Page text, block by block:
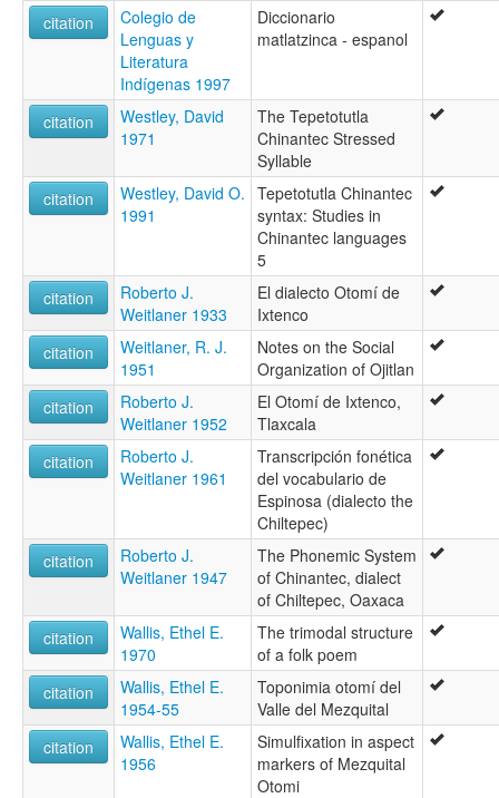
citation
Colegio de
Lenguas y
Literatura
Indígenas 1997
Diccionario
matlatzinca - espanol
citation
Westley, David
1971
The Tepetotutla
Chinantec Stressed
Syllable
citation
Westley, David O.
1991
Tepetotutla Chinantec
syntax: Studies in
Chinantec languages
5
citation
Roberto J.
Weitlaner 1933
El dialecto Otomí de
Ixtenco
citation
Weitlaner, R. J.
1951
Notes on the Social
Organization of Ojitlan
citation
Roberto J.
Weitlaner 1952
El Otomí de Ixtenco,
Tlaxcala
citation
Roberto J.
Weitlaner 1961
Transcripción fonética
del vocabulario de
Espinosa (dialecto the
Chiltepec)
citation
Roberto J.
Weitlaner 1947
The Phonemic System
of Chinantec, dialect
of Chiltepec, Oaxaca
citation
Wallis, Ethel E.
1970
The trimodal structure
of a folk poem
citation
Wallis, Ethel E.
1954-55
Toponimia otomí del
Valle del Mezquital
citation
Wallis, Ethel E.
1956
Simulfixation in aspect
markers of Mezquital
Otomi